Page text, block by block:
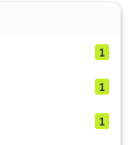
1
1
1